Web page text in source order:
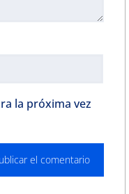
la próxima vez